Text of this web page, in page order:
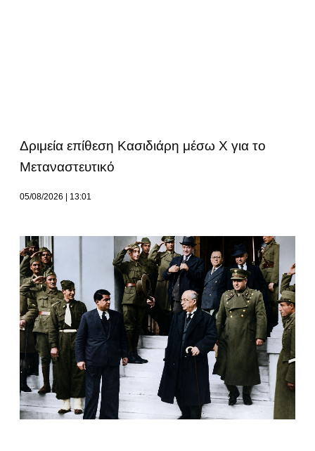
Δριμεία επίθεση Κασιδιάρη μέσω Χ για το
Μεταναστευτικό
05/08/2026 13:01